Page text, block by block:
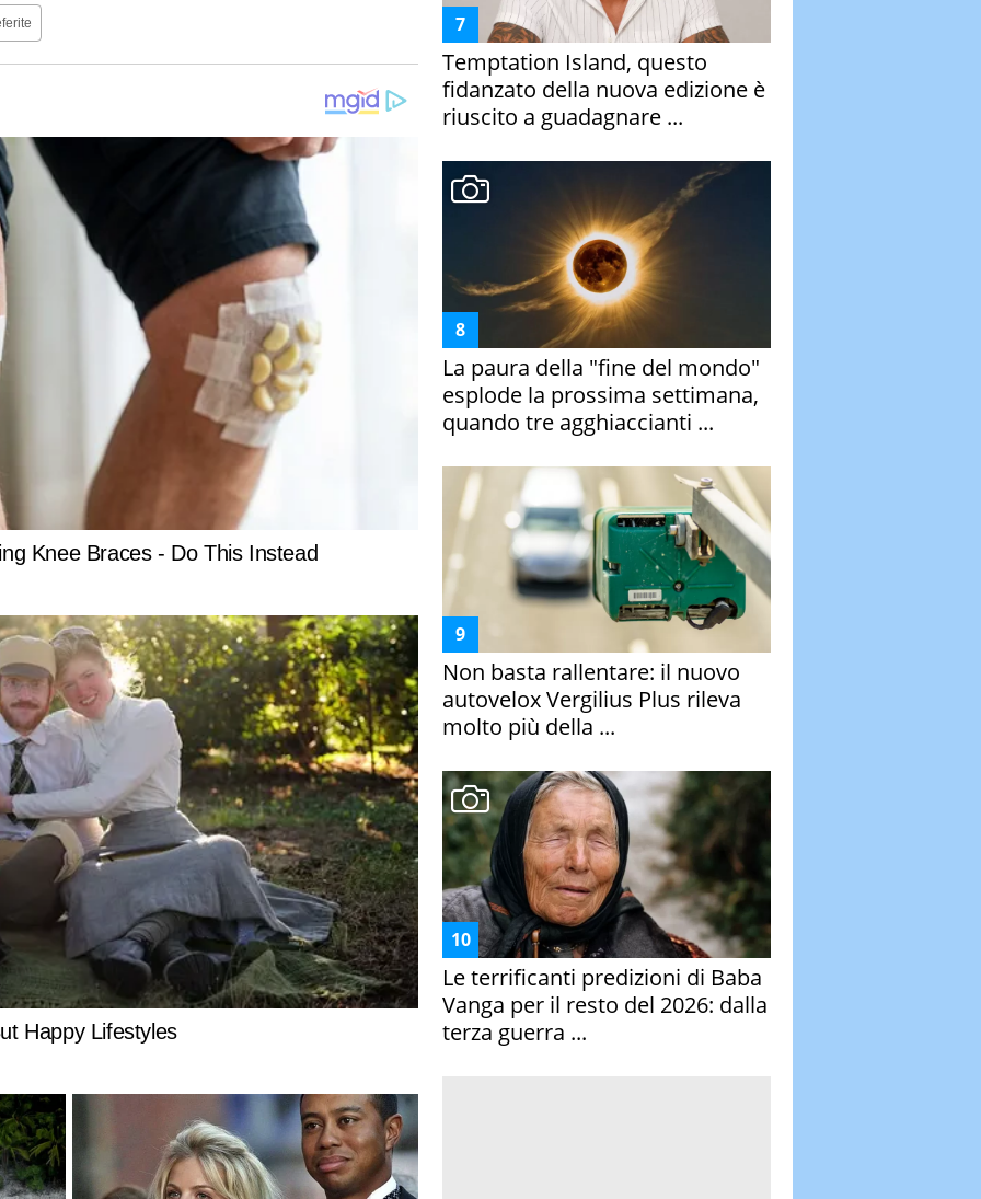
Temptation Island, questo
fidanzato della nuova edizione è
riuscito a guadagnare ...
La paura della "fine del mondo"
esplode la prossima settimana,
quando tre agghiaccianti ...
Non basta rallentare: il nuovo
autovelox Vergilius Plus rileva
molto più della ...
Le terrificanti predizioni di Baba
Vanga per il resto del 2026: dalla
terza guerra ...